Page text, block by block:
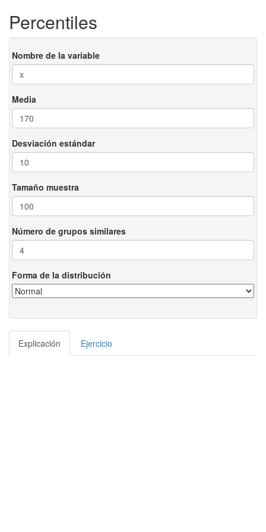
Percentiles
Nombre de la variable
Media
Desviación estándar
Tamaño muestra
Número de grupos similares
Forma de la distribución
Explicación Ejercicio